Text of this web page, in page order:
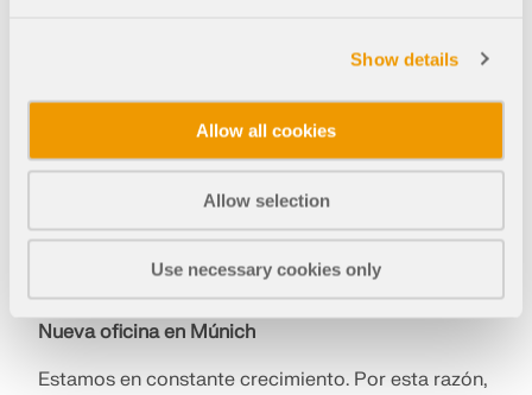
Show details
Allow all cookies
Allow selection
Use necessary cookies only
Análisis de tensiones de una conexión de perfil sección hueca soldado
Nueva oficina en Múnich
Estamos en constante crecimiento. Por esta razón,